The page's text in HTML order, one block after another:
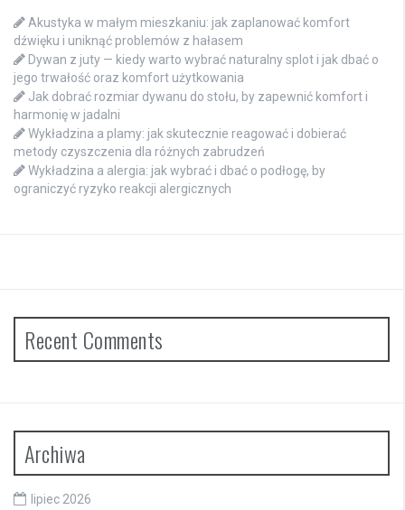
Akustyka w małym mieszkaniu: jak zaplanować komfort
dźwięku i uniknąć problemów z hałasem
Dywan z juty — kiedy warto wybrać naturalny splot i jak dbać o
jego trwałość oraz komfort użytkowania
Jak dobrać rozmiar dywanu do stołu, by zapewnić komfort i
harmonię w jadalni
Wykładzina a plamy: jak skutecznie reagować i dobierać
metody czyszczenia dla różnych zabrudzeń
Wykładzina a alergia: jak wybrać i dbać o podłogę, by
ograniczyć ryzyko reakcji alergicznych
Recent Comments
Archiwa
lipiec 2026